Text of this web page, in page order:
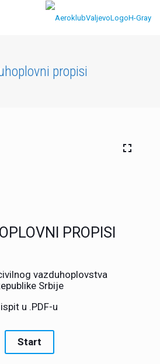
propisi
PROPISI
vazduhoplovstva
Srbije
ispit u .PDF-u